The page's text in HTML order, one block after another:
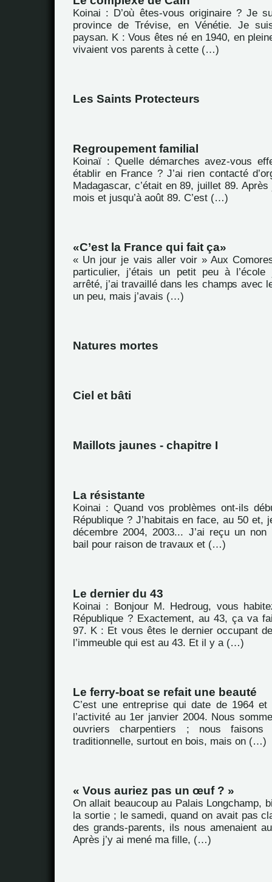
Koinai : D’où êtes-vous originaire ? Je
province de Trévise, en Vénétie. Je
paysan. K : Vous êtes né en 1940, en
vivaient vos parents à cette (…)
Les Saints Protecteurs
Regroupement familial
Koinaï : Quelle démarches avez-vous
établir en France ? J’ai rien contacté
Madagascar, c’était en 89, juillet 89.
mois et jusqu’à août 89. C’est (…)
C’est la France qui fait ça
« Un jour je vais aller voir » Aux
particulier, j’étais un petit peu à l’école
arrêté, j’ai travaillé dans les champs avec
un peu, mais j’avais (…)
Natures mortes
Ciel et bâti
Maillots jaunes - chapitre I
La résistante
Koinai : Quand vos problèmes ont-ils
République ? J’habitais en face, au 50 et,
décembre 2004, 2003... J’ai reçu un non
bail pour raison de travaux et (…)
Le dernier du 43
Koinai : Bonjour M. Hedroug, vous
République ? Exactement, au 43, ça va
97. K : Et vous êtes le dernier occupant
l’immeuble qui est au 43. Et il y a (…)
Le ferry-boat se refait une beauté
C’est une entreprise qui date de 1964
l’activité au 1er janvier 2004. Nous
ouvriers charpentiers ; nous
traditionnelle, surtout en bois, mais on (…)
« Vous auriez pas un œuf ? »
On allait beaucoup au Palais Longchamp,
la sortie ; le samedi, quand on avait pas
des grands-parents, ils nous amenaient
Après j’y ai mené ma fille, (…)